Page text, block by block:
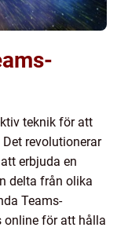
teknik för att
revolutionerar
erbjuda en
delta från olika
Teams-
online för att hålla